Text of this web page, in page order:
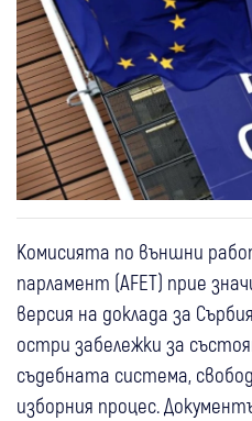
Комисията по външни
парламент (AFET) прие
версия на доклада за
остри забележки за
съдебната система,
изборния процес.